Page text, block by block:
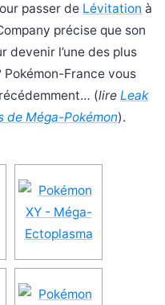
passer de Lévitation à
précise que son
devenir l’une des plus
Pokémon-France vous
(lire Leak
de Méga-Pokémon).